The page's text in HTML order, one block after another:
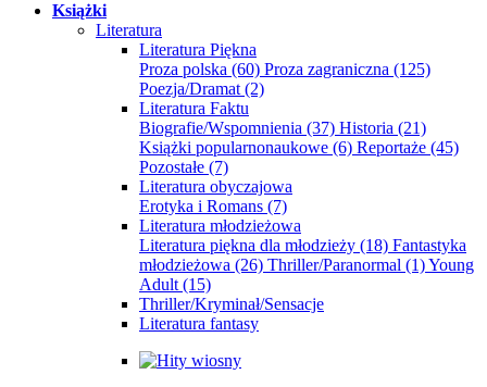
Książki
Literatura
Literatura Piękna
Proza polska (60) Proza zagraniczna (125)
Poezja/Dramat (2)
Literatura Faktu
Biografie/Wspomnienia (37) Historia (21)
Książki popularnonaukowe (6) Reportaże (45)
Pozostałe (7)
Literatura obyczajowa
Erotyka i Romans (7)
Literatura młodzieżowa
Literatura piękna dla młodzieży (18) Fantastyka
młodzieżowa (26) Thriller/Paranormal (1)Young
Adult (15)
Thriller/Kryminał/Sensacje
Literatura fantasy